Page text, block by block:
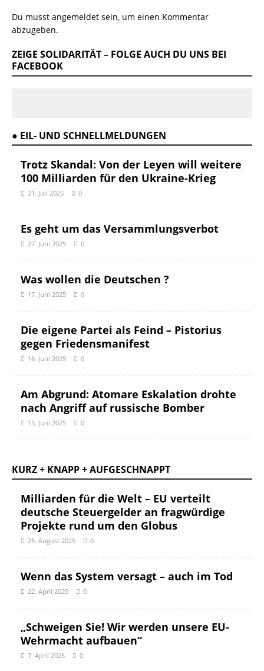
Du musst angemeldet sein, um einen Kommentar
abzugeben.
ZEIGE SOLIDARITÄT – FOLGE AUCH DU UNS BEI
FACEBOOK
● EIL- UND SCHNELLMELDUNGEN
Trotz Skandal: Von der Leyen will weitere
100 Milliarden für den Ukraine-Krieg
21. Juli 2025 0
Es geht um das Versammlungsverbot
27. Juni 2025 0
Was wollen die Deutschen ?
17. Juni 2025 0
Die eigene Partei als Feind – Pistorius
gegen Friedensmanifest
16. Juni 2025 0
Am Abgrund: Atomare Eskalation drohte
nach Angriff auf russische Bomber
15. Juni 2025 0
KURZ + KNAPP + AUFGESCHNAPPT
Milliarden für die Welt – EU verteilt
deutsche Steuergelder an fragwürdige
Projekte rund um den Globus
25. August 2025 0
Wenn das System versagt – auch im Tod
22. April 2025 0
„Schweigen Sie! Wir werden unsere EU-
Wehrmacht aufbauen“
7. April 2025 0